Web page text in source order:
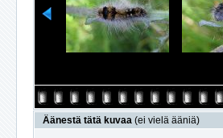
Äänestä tätä kuvaa (ei vielä ääniä)